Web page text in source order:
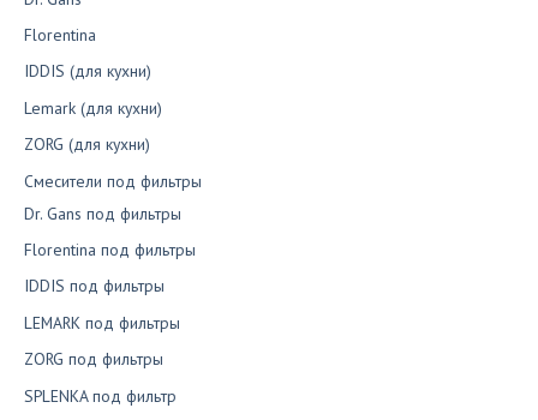
Florentina
IDDIS (для кухни)
Lemark (для кухни)
ZORG (для кухни)
Смесители под фильтры
Dr. Gans под фильтры
Florentina под фильтры
IDDIS под фильтры
LEMARK под фильтры
ZORG под фильтры
SPLENKA под фильтр